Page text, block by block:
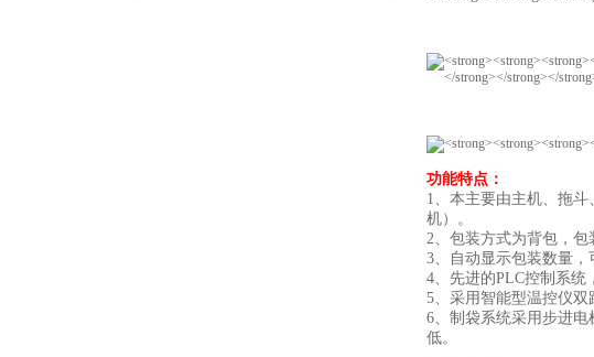
功能特点：
1、本主要由主机、拖
机）。
2、包装方式为背包，包
3、自动显示包装数量，
4、先进的PLC控制系统
5、采用智能型温控仪双
6、制袋系统采用步进
低。